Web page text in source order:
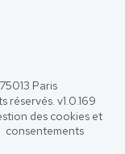
Paris
réservés. v1.0.169
des cookies et
consentements